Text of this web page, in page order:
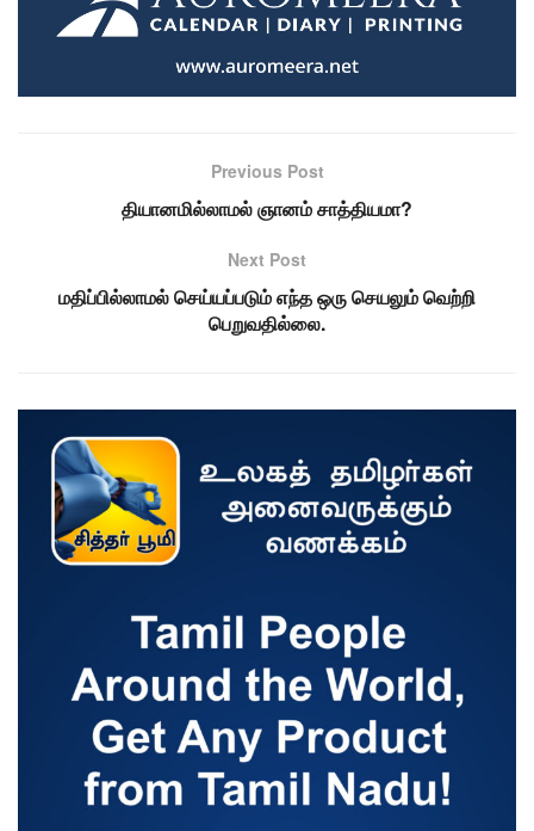
Previous Post
தியானமில்லாமல் ஞானம் சாத்தியமா?
Next Post
மதிப்பில்லாமல் செய்யப்படும் எந்த ஒரு செயலும் வெற்றி
பெறுவதில்லை.